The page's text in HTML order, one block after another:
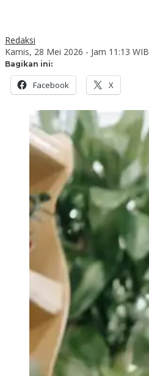
Redaksi
Kamis, 28 Mei 2026 - Jam 11:13 WIB
Bagikan ini:
Facebook X